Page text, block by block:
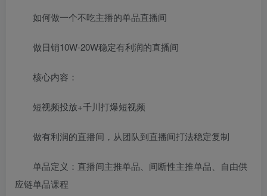
如何做一个不吃主播的单品直播间
做日销10W-20W稳定有利润的直播间
核心内容：
短视频投放+千川打爆短视频
做有利润的直播间，从团队到直播间打法稳定复制
单品定义：直播间主推单品、间断性主推单品、自由供
应链单品课程